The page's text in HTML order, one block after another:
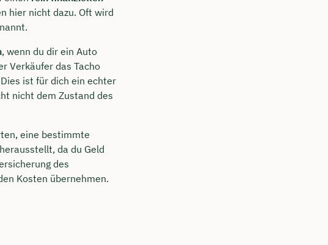
hier nicht dazu. Oft wird
, wenn du dir ein Auto
Verkäufer das Tacho
ist für dich ein echter
nicht dem Zustand des
eine bestimmte
herausstellt, da du Geld
des
Kosten übernehmen.